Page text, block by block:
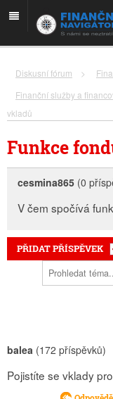
Diskusní fórum >
Finanční služby a
vkladů
Funkce
cesmina865 (0
V čem spočívá
PŘIDAT PŘÍSPĚVEK
balea (172 příspěvků)
Pojistíte se vklady